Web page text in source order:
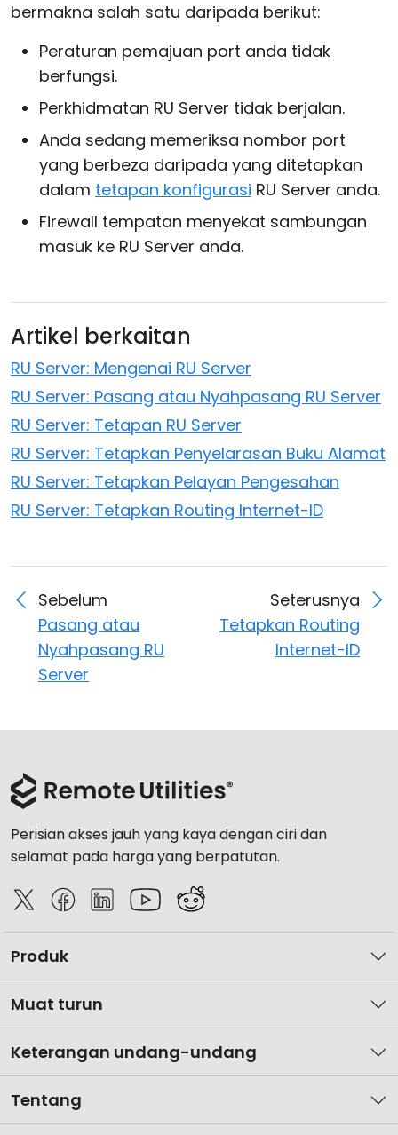
bermakna salah satu daripada berikut:
Peraturan pemajuan port anda tidak
berfungsi.
Perkhidmatan RU Server tidak berjalan.
Anda sedang memeriksa nombor port
yang berbeza daripada yang ditetapkan
dalam tetapan konfigurasi RU Server anda.
Firewall tempatan menyekat sambungan
masuk ke RU Server anda.
Artikel berkaitan
RU Server: Mengenai RU Server
RU Server: Pasang atau Nyahpasang RU Server
RU Server: Tetapan RU Server
RU Server: Tetapkan Penyelarasan Buku Alamat
RU Server: Tetapkan Pelayan Pengesahan
RU Server: Tetapkan Routing Internet-ID
Sebelum
Pasang atau
Nyahpasang RU
Server
Seterusnya
Tetapkan Routing
Internet-ID
Perisian akses jauh yang kaya dengan ciri dan
selamat pada harga yang berpatutan.
Produk
Muat turun
Keterangan undang-undang
Tentang